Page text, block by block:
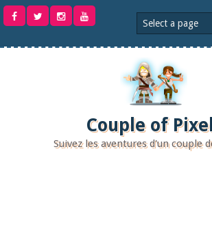
Aller
Couple of
Suivez les aventures d'un couple